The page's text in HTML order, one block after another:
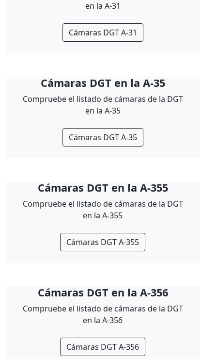
en la A-31
Cámaras DGT A-31
Cámaras DGT en la A-35
Compruebe el listado de cámaras de la DGT
en la A-35
Cámaras DGT A-35
Cámaras DGT en la A-355
Compruebe el listado de cámaras de la DGT
en la A-355
Cámaras DGT A-355
Cámaras DGT en la A-356
Compruebe el listado de cámaras de la DGT
en la A-356
Cámaras DGT A-356